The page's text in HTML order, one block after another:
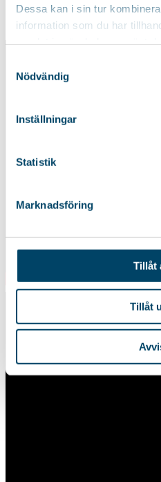
Dessa kan i sin tur
information som du har
Nödvändig
Inställningar
Statistik
Marknadsföring
Tillåt
Tillåt